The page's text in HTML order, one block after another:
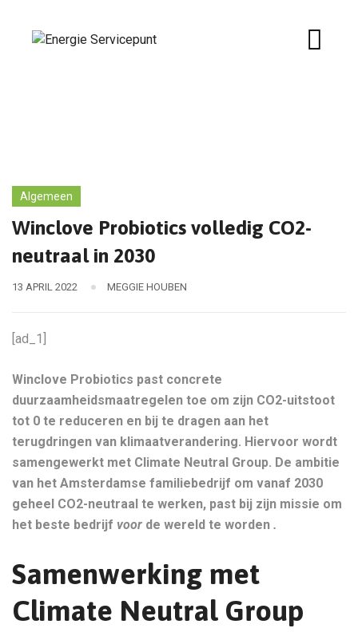
content
Algemeen
Winclove Probiotics volledig CO2-
neutraal in 2030
13 APRIL 2022 MEGGIE HOUBEN
[ad_1]
Winclove Probiotics past concrete
duurzaamheidsmaatregelen toe om zijn CO2-uitstoot
tot 0 te reduceren en bij te dragen aan het
terugdringen van klimaatverandering. Hiervoor wordt
samengewerkt met Climate Neutral Group. De ambitie
van het Amsterdamse familiebedrijf om vanaf 2030
geheel CO2-neutraal te werken, past bij zijn missie om
het beste bedrijf voor de wereld te worden .
Samenwerking met
Climate Neutral Group